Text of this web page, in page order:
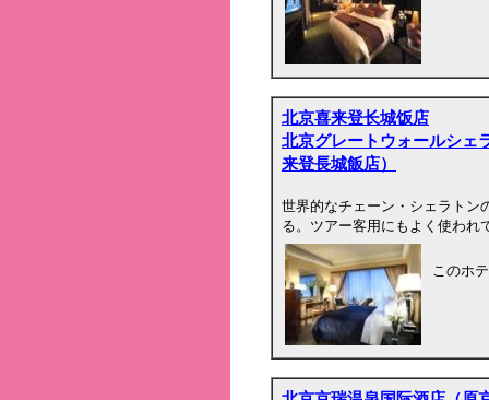
北京喜来登长城饭店
北京グレートウォールシェ
来登長城飯店）
世界的なチェーン・シェラトン
る。ツアー客用にもよく使われ
このホ